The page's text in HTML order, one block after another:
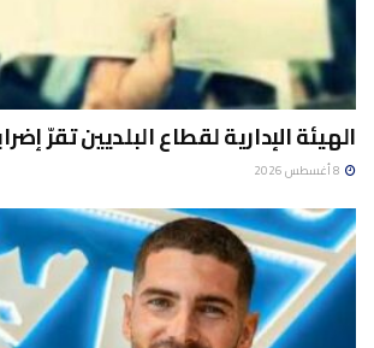
الهيئة الإدارية لقطاع البلديين تقرّ